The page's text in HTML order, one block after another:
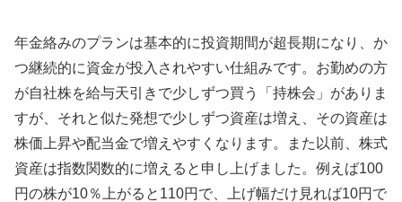
年金絡みのプランは基本的に投資期間が超長期になり、か
つ継続的に資金が投入されやすい仕組みです。お勤めの方
が自社株を給与天引きで少しずつ買う「持株会」がありま
すが、それと似た発想で少しずつ資産は増え、その資産は
株価上昇や配当金で増えやすくなります。また以前、株式
資産は指数関数的に増えると申し上げました。例えば100
円の株が10％上がると110円で、上げ幅だけ見れば10円で